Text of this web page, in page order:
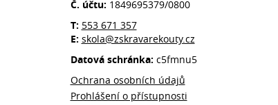
Č. účtu: 1849695379/0800
T: 553 671 357
E: skola@zskravarekouty.cz
Datová schránka: c5fmnu5
Ochrana osobních údajů
Prohlášení o přístupnosti